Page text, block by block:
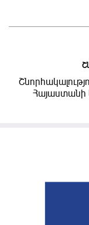
Հայաստանի